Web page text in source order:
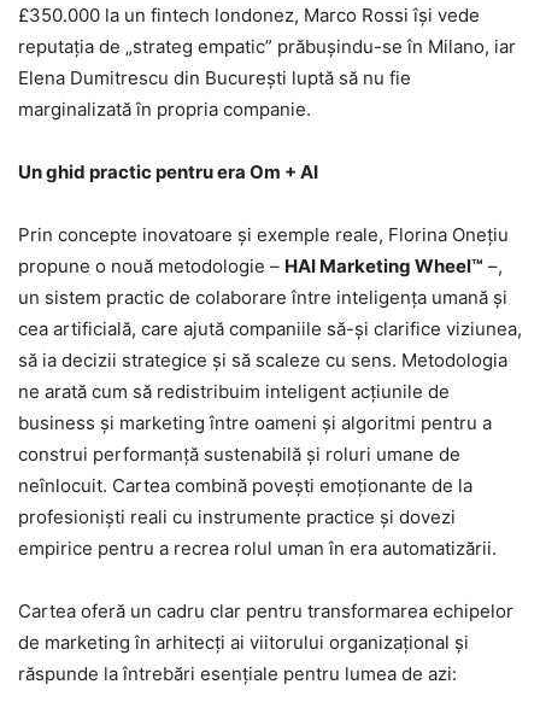
£350.000 la un fintech londonez, Marco Rossi își vede
reputația de „strateg empatic” prăbușindu-se în Milano, iar
Elena Dumitrescu din București luptă să nu fie
marginalizată în propria companie.
Un ghid practic pentru era Om + AI
Prin concepte inovatoare și exemple reale, Florina Onețiu
propune o nouă metodologie – HAI Marketing Wheel™ –,
un sistem practic de colaborare între inteligența umană și
cea artificială, care ajută companiile să-și clarifice viziunea,
să ia decizii strategice și să scaleze cu sens. Metodologia
ne arată cum să redistribuim inteligent acțiunile de
business și marketing între oameni și algoritmi pentru a
construi performanță sustenabilă și roluri umane de
neînlocuit. Cartea combină povești emoționante de la
profesioniști reali cu instrumente practice și dovezi
empirice pentru a recrea rolul uman în era automatizării.
Cartea oferă un cadru clar pentru transformarea echipelor
de marketing în arhitecți ai viitorului organizațional și
răspunde la întrebări esențiale pentru lumea de azi: